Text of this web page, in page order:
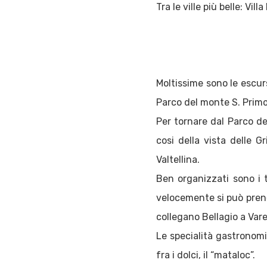
Tra le ville più belle:
Moltissime sono le
Parco del monte S.
Per tornare dal Parco
cosi della vista delle
Valtellina.
Ben organizzati sono i
velocemente si può
collegano Bellagio a
Le specialità
fra i dolci, il “mataloc”.